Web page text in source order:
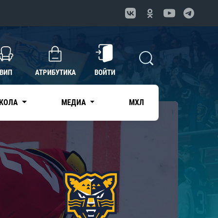
ВИП АТРИБУТИКА ВОЙТИ
МЕДИА МХЛ